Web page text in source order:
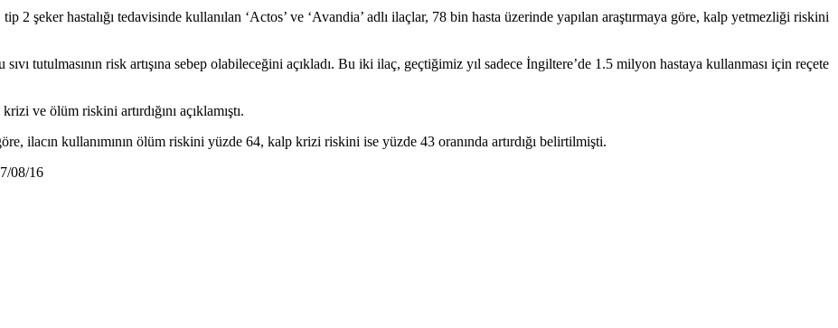
2 şeker hastalığı tedavisinde kullanılan ‘Actos’ ve ‘Avandia’ adlı ilaçlar, 78 bin hasta üzerinde yapılan araştırmaya göre, kalp yetmezliği riskini
tutulmasının risk artışına sebep olabileceğini açıkladı. Bu iki ilaç, geçtiğimiz yıl sadece İngiltere’de 1.5 milyon hastaya kullanması için reçete
ve ölüm riskini artırdığını açıklamıştı.
ilacın kullanımının ölüm riskini yüzde 64, kalp krizi riskini ise yüzde 43 oranında artırdığı belirtilmişti.
08/16